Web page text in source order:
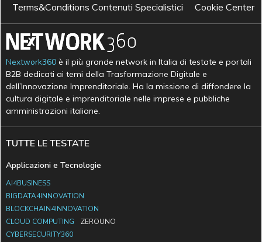
Terms&Conditions Contenuti Specialistici
Cookie Center
Nextwork360 è il più grande network in Italia di testate e portali
B2B dedicati ai temi della Trasformazione Digitale e
dell’Innovazione Imprenditoriale. Ha la missione di diffondere la
cultura digitale e imprenditoriale nelle imprese e pubbliche
amministrazioni italiane.
TUTTE LE TESTATE
Applicazioni e Tecnologie
AI4BUSINESS
BIGDATA4INNOVATION
BLOCKCHAIN4INNOVATION
CLOUD COMPUTING
ZEROUNO
CYBERSECURITY360